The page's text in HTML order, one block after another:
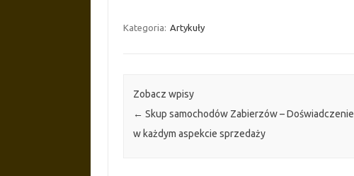
Kategoria: Artykuły
Zobacz wpisy
← Skup samochodów Zabierzów – Doświadczenie
w każdym aspekcie sprzedaży